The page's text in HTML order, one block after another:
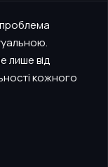
лише від
кожного